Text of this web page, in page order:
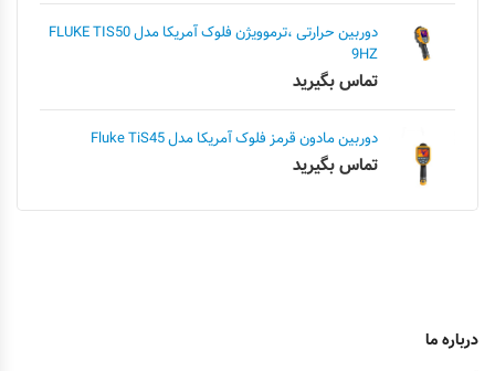
دوربین حرارتی ،ترموویژن فلوک آمریکا مدل FLUKE TIS50
9HZ
تماس بگیرید
دوربین مادون قرمز فلوک آمریکا مدل Fluke TiS45
تماس بگیرید
درباره ما